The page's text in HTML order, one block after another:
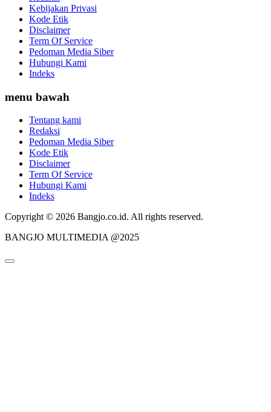
Kebijakan Privasi
Kode Etik
Disclaimer
Term Of Service
Pedoman Media Siber
Hubungi Kami
Indeks
menu bawah
Tentang kami
Redaksi
Pedoman Media Siber
Kode Etik
Disclaimer
Term Of Service
Hubungi Kami
Indeks
Copyright © 2026 Bangjo.co.id. All rights reserved.
BANGJO MULTIMEDIA @2025